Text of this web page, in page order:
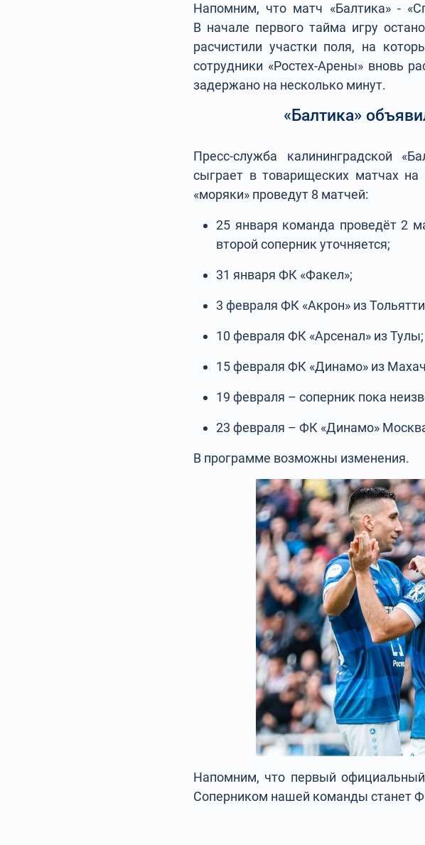
Напомним, что матч «Балтика» -
В начале первого тайма игру
расчистили участки поля, на
сотрудники «Ростех-Арены» вновь
задержано на несколько минут.
«Балтика»
Пресс-служба калининградской
сыграет в товарищеских матчах
«моряки» проведут 8 матчей:
25 января команда проведёт 2
второй соперник уточняется;
31 января ФК «Факел»;
3 февраля ФК «Акрон» из
10 февраля ФК «Арсенал» из Тулы;
15 февраля ФК «Динамо» из
19 февраля – соперник пока
23 февраля – ФК «Динамо»
В программе возможны изменения.
Напомним, что первый
Соперником нашей команды станет